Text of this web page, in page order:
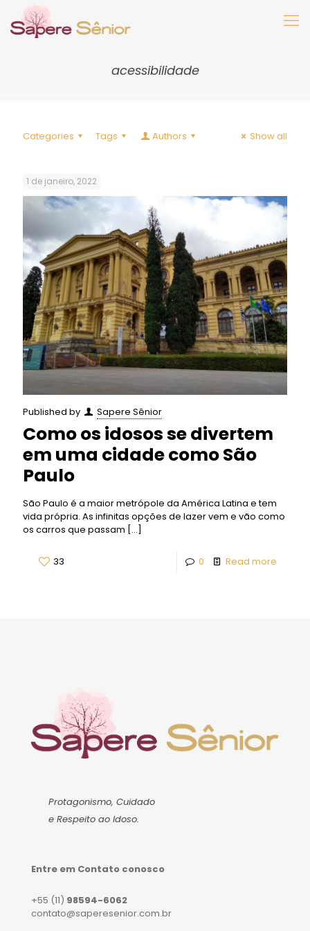
acessibilidade
Categories Tags Authors Show all
1 de janeiro, 2022
Published by Sapere Sênior
Como os idosos se divertem
em uma cidade como São
Paulo
São Paulo é a maior metrópole da América Latina e tem
vida própria. As infinitas opções de lazer vem e vão como
os carros que passam […]
33 0 Read more
Protagonismo, Cuidado
e Respeito ao Idoso.
Entre em Contato conosco
+55 (11) 98594-6062
contato@saperesenior.com.br